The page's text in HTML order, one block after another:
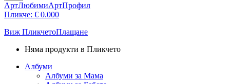
АртЛюбимиАртПрофил
Пликче: € 0.000
Виж ПликчетоПлащане
Няма продукти в Пликчето
Албуми
Албуми за Мама